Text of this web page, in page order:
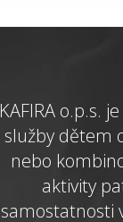
KAFIRA o.p.s.
služby dětem
nebo
aktivity
samostatnosti